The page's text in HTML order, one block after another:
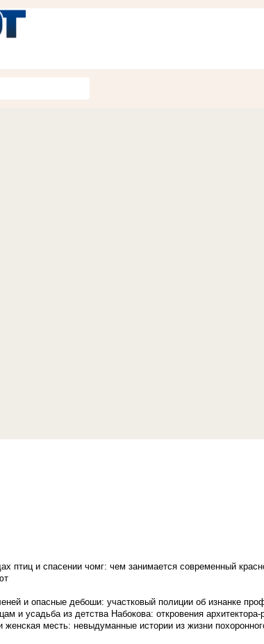
птиц и спасении чомг: чем занимается современный
и опасные дебоши: участковый полиции об изнанке
и усадьба из детства Набокова: откровения
месть: невыдуманные истории из жизни